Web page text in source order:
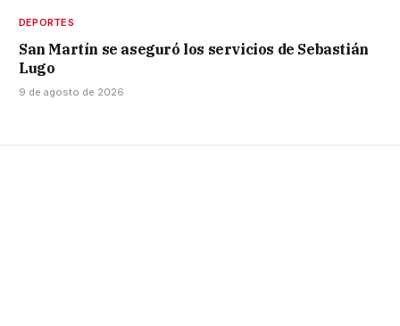
DEPORTES
San Martín se aseguró los servicios de Sebastián
Lugo
9 de agosto de 2026